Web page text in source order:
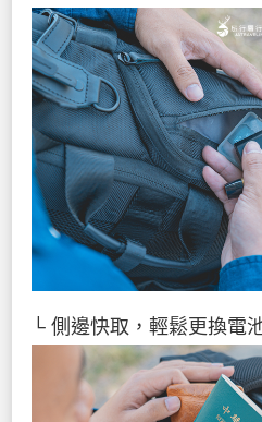
└ 側邊快取，輕鬆更換電